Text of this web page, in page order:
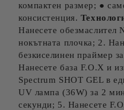
компактен размер; ●
консистенция.
Нанесете обезмаслител
нокътната плочка; 2.
безкиселинен праймер
Нанесете база F.O.X и
Spectrum SHOT GEL в
UV лампа (36W) за 2
секунди; 5. Нанесете